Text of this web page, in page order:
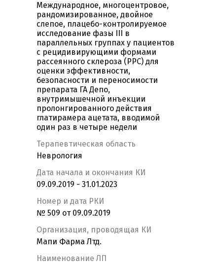
Международное, многоцентровое,
рандомизированное, двойное
слепое, плацебо-контролируемое
исследование фазы III в
параллельных группах у пациентов
с рецидивирующими формами
рассеянного склероза (РРС) для
оценки эффективности,
безопасности и переносимости
препарата ГА Депо,
внутримышечной инъекции
пролонгированного действия
глатирамера ацетата, вводимой
один раз в четыре недели
Терапевтическая область
Неврология
Дата начала и окончания КИ
09.09.2019 - 31.01.2023
Номер и дата РКИ
№ 509 от 09.09.2019
Организация, проводящая КИ
Мапи Фарма Лтд.
Наименование ЛП